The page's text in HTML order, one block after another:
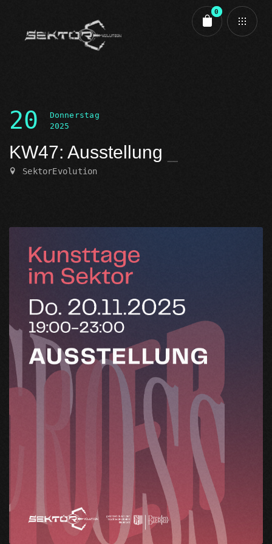
0
20
Donnerstag
2025
KW47: Ausstellung
SektorEvolution